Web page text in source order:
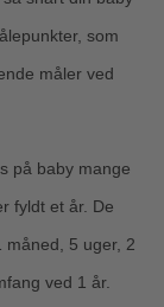
som
måler ved
på baby mange
fyldt et år. De
5 uger, 2
ved 1 år.